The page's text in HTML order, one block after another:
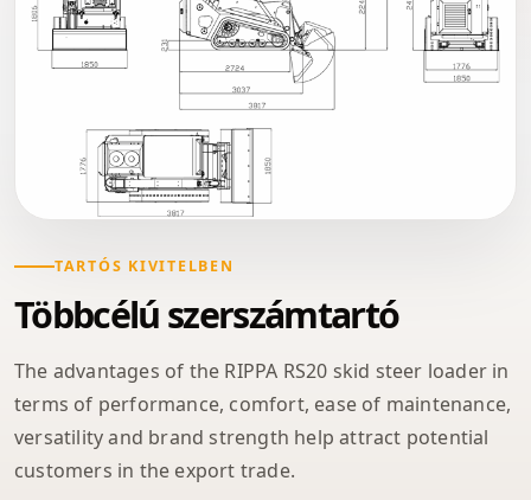
TARTÓS KIVITELBEN
Többcélú szerszámtartó
The advantages of the RIPPA RS20 skid steer loader in
terms of performance, comfort, ease of maintenance,
versatility and brand strength help attract potential
customers in the export trade.